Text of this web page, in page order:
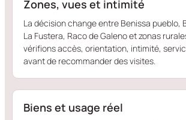
Zones, vues et intimité
La décision change entre Benissa pueblo,
La Fustera, Raco de Galeno et zonas
vérifions accès, orientation, intimité,
avant de recommander des visites.
Biens et usage réel